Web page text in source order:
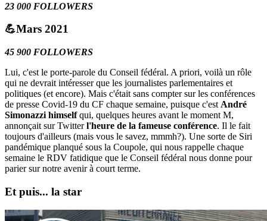
23 000 FOLLOWERS
💪Mars 2021
45 900 FOLLOWERS
Lui, c'est le porte-parole du Conseil fédéral. A priori, voilà un rôle
qui ne devrait intéresser que les journalistes parlementaires et
politiques (et encore). Mais c'était sans compter sur les conférences
de presse Covid-19 du CF chaque semaine, puisque c'est André
Simonazzi himselfqui, quelques heures avant le moment M,
annonçait sur Twitterl'heure de la fameuse conférence. Il le fait
toujours d'ailleurs (mais vous le savez, mmmh?). Une sorte de Siri
pandémique planqué sous la Coupole, qui nous rappelle chaque
semaine le RDV fatidique que le Conseil fédéral nous donne pour
parier sur notre avenir à court terme.
Et puis... la star